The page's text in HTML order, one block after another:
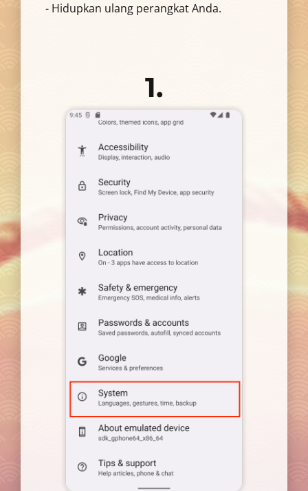
- Hidupkan ulang perangkat Anda.
1.